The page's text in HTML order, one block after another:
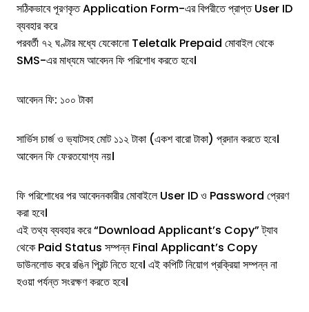
সঠিকভাবে পূরণকৃত Application Form-এর বিপরীতে প্রাপ্ত User ID
ব্যবহার করে
পরবর্তী ৭২ ঘণ্টার মধ্যে যেকোনো Teletalk Prepaid মোবাইল থেকে
SMS-এর মাধ্যমে আবেদন ফি পরিশোধ করতে হবে।
আবেদন ফি: ১০০ টাকা
সার্ভিস চার্জ ও ভ্যাটসহ মোট ১১২ টাকা (একশ বারো টাকা) প্রদান করতে হবে।
আবেদন ফি ফেরতযোগ্য নয়।
ফি পরিশোধের পর আবেদনকারীর মোবাইলে User ID ও Password প্রেরণ
করা হবে।
এই তথ্য ব্যবহার করে “Download Applicant’s Copy” ট্যাব
থেকে Paid Status সম্পন্ন Final Applicant’s Copy
ডাউনলোড করে রঙিন প্রিন্ট নিতে হবে। এই কপিটি নিয়োগ প্রক্রিয়া সম্পন্ন না
হওয়া পর্যন্ত সংরক্ষণ করতে হবে।